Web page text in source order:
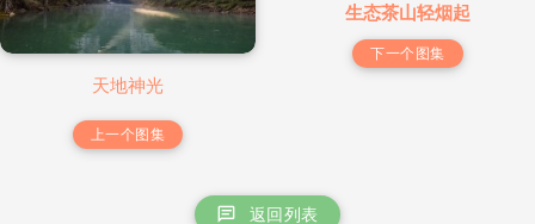
天地神光
上一个图集
生态茶山轻烟起
下一个图集
返回列表